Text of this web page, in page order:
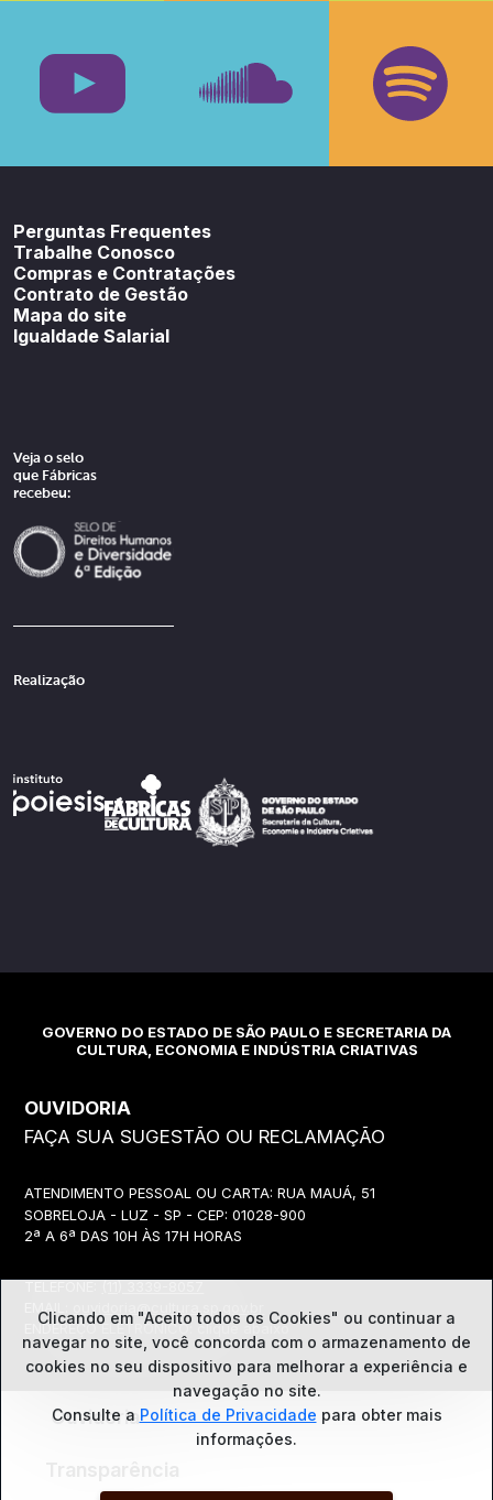
Facebook
Perguntas Frequentes
Trabalhe Conosco
Compras e Contratações
Contrato de Gestão
Mapa do site
Igualdade Salarial
Veja o selo
que Fábricas
recebeu:
Realização
GOVERNO DO ESTADO DE SÃO PAULO E SECRETARIA DA
CULTURA, ECONOMIA E INDÚSTRIA CRIATIVAS
OUVIDORIA
FAÇA SUA SUGESTÃO OU RECLAMAÇÃO
ATENDIMENTO PESSOAL OU CARTA: RUA MAUÁ, 51
SOBRELOJA - LUZ - SP - CEP: 01028-900
2ª A 6ª DAS 10H ÀS 17H HORAS
EMAIL:
ouvidoria@cultura.sp.gov.br
ENDEREÇO ELETRÔNICO: clique abaixo
Ouvidoria
Clicando em "Aceito todos os Cookies" ou continuar a
navegar no site, você concorda com o armazenamento de
cookies no seu dispositivo para melhorar a experiência e
navegação no site.
Consulte a Política de Privacidade para obter mais
informações.